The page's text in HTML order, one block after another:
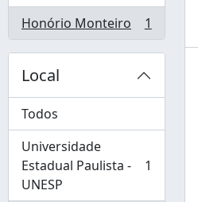
Honório Monteiro
, 1 resultados 1
Local
Todos
Universidade
Estadual Paulista -
UNESP
, 1 resultados 1